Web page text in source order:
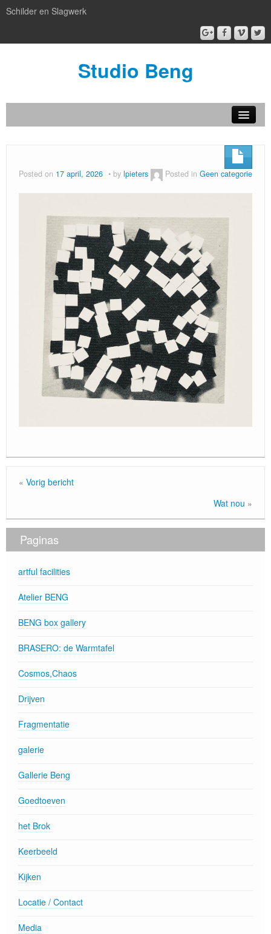
Schilder en Slagwerk
Studio Beng
artful facilities
Locatie / Contact
Posted on 17 april, 2026 by lpieters Posted in Geen categorie
« Vorig bericht
Wat nou »
Paginas
artful facilities
Atelier BENG
BENG box gallery
BRASERO: de Warmtafel
Cosmos,Chaos
Drijven
Fragmentatie
galerie
Gallerie Beng
Goedtoeven
het Brok
Keerbeeld
Kijken
Locatie / Contact
Media